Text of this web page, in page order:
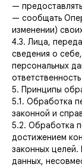
—
— сообщать
изменении)
4.3. Лица,
сведения о
персональных
5. Принципы
5.1. Обработка
законной и
5.2. Обработка
достижением
законных целей.
данных,